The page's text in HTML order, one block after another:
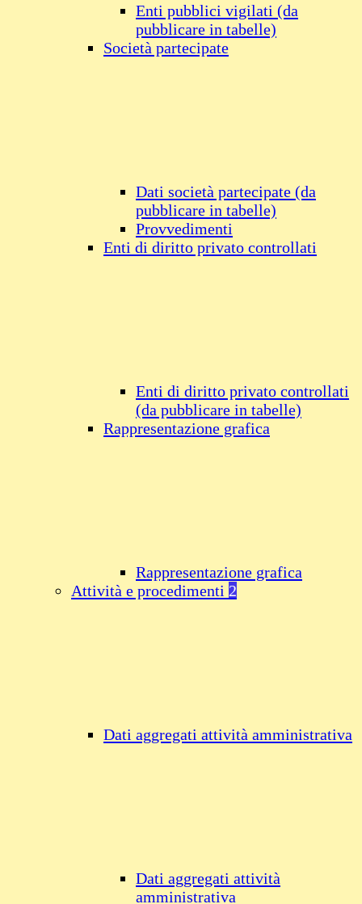
Enti pubblici vigilati (da
pubblicare in tabelle)
Società partecipate
Dati società partecipate (da
pubblicare in tabelle)
Provvedimenti
Enti di diritto privato controllati
Enti di diritto privato controllati
(da pubblicare in tabelle)
Rappresentazione grafica
Rappresentazione grafica
Attività e procedimenti 2
Dati aggregati attività amministrativa
Dati aggregati attività
amministrativa